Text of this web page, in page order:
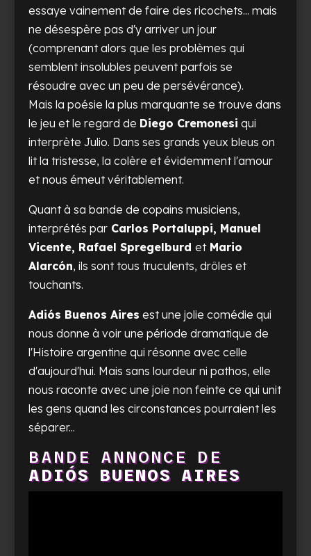
essaye vainement de faire des ricochets... mais
ne désespère pas d'y arriver un jour
(comprenant alors que les problèmes qui
semblent insolubles peuvent parfois se
résoudre avec un peu de persévérance).
Mais la poésie la plus marquante se trouve dans
le jeu et le regard de Diego Cremonesi qui
interprète Julio. Dans ses grands yeux bleus on
lit la tristesse, la colère et évidemment l'amour
et nous émeut véritablement.
Quant à sa bande de copains musiciens,
interprétés par Carlos Portaluppi, Manuel
Vicente, Rafael SpregelburdetMario
Alarcón, ils sont tous truculents, drôles et
touchants.
Adiós Buenos Aires est une jolie comédie qui
nous donne à voir une période dramatique de
l'Histoire argentine qui résonne avec celle
d'aujourd'hui. Mais sans lourdeur ni pathos, elle
nous raconte avec une joie non feinte ce qui unit
les gens quand les circonstances pourraient les
séparer...
BANDE ANNONCE DE
ADIÓS BUENOS AIRES